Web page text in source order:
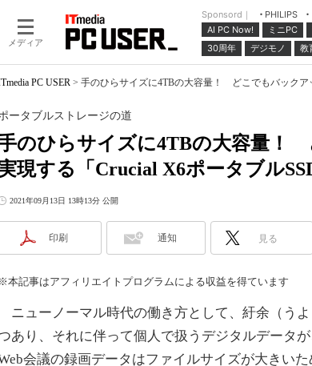
メディア
Sponsord｜ PHILIPS
AI PC Now!
ミニPC
30周年
デジモノ 教
PC USER > 手のひらサイズに4TBの大容量！ どこでもバックア
のひらサイズに4TBの大容量！
現する「Crucial X6ポータブル
ータブルストレージの道
2021年09月13日 13時13分 公開
印刷 通知 見る
※本記事はアフィリエイトプログラムによる収益を得ています
ニューノーマル時代の働き方として、紆余（う
あり、それに伴って個人で扱うデジタルデータ
会議の録画データはファイルサイズが大きい